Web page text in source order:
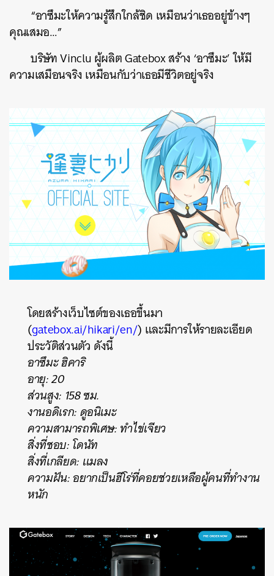
“อาซึมะให้ความรู้สึกใกล้ชิด เหมือนว่าเธออยู่ข้างๆ
คุณเสมอ…”
บริษัท Vinclu ผู้ผลิต Gatebox สร้าง ‘อาซึมะ’ ให้มี
ความเสมือนจริง เหมือนกับว่าเธอมีชีวิตอยู่จริง
โดยสร้างเว็บไซต์ของเธอขึ้นมา
(gatebox.ai/hikari/en/) และมีการให้รายละเอียด
ประวัติส่วนตัว ดังนี้
อาซึมะ ฮิคาริ
อายุ: 20
ส่วนสูง: 158 ซม.
งานอดิเรก: ดูอนิเมะ
ความสามารถพิเศษ: ทำไข่เจียว
สิ่งที่ชอบ: โดนัท
สิ่งที่เกลียด: แมลง
ความฝัน: อยากเป็นฮีโร่ที่คอยช่วยเหลือผู้คนที่ทำงาน
หนัก